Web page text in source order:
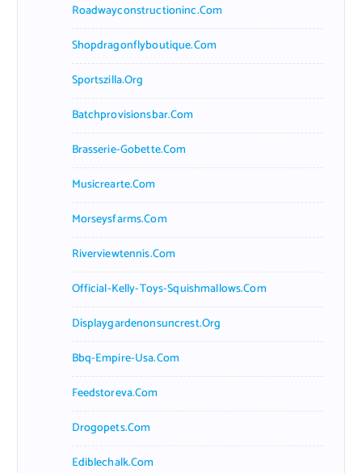
Roadwayconstructioninc.com
Shopdragonflyboutique.com
Sportszilla.org
Batchprovisionsbar.com
Brasserie-Gobette.com
Musicrearte.com
Morseysfarms.com
Riverviewtennis.com
Official-Kelly-Toys-Squishmallows.com
Displaygardenonsuncrest.org
Bbq-Empire-Usa.com
Feedstoreva.com
Drogopets.com
Ediblechalk.com